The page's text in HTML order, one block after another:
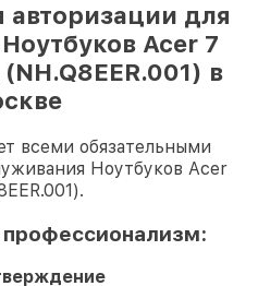
для
Acer 7
в
всеми обязательными
Ноутбуков Acer